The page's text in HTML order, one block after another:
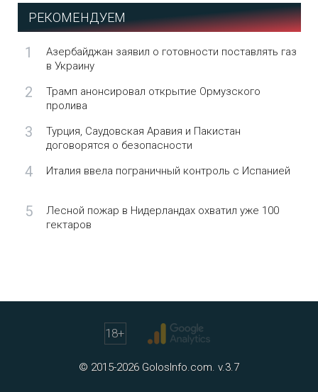
РЕКОМЕНДУЕМ
1
Азербайджан заявил о готовности поставлять газ
в Украину
2
Трамп анонсировал открытие Ормузского
пролива
3
Турция, Саудовская Аравия и Пакистан
договорятся о безопасности
4 Италия ввела пограничный контроль с Испанией
5
Лесной пожар в Нидерландах охватил уже 100
гектаров
18+
© 2015-2026 GolosInfo.com. v.3.7